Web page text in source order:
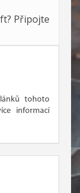
Připojte
tohoto
informací